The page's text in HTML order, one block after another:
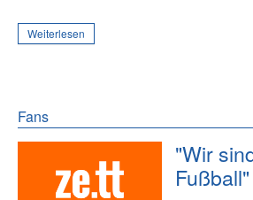
Weiterlesen
Fans
"Wir
Fußball"